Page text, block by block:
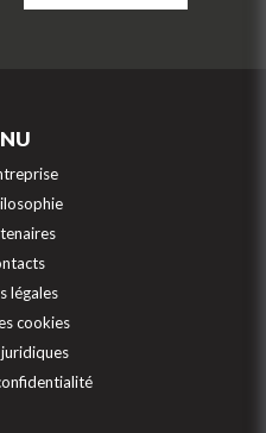
légales
cookies